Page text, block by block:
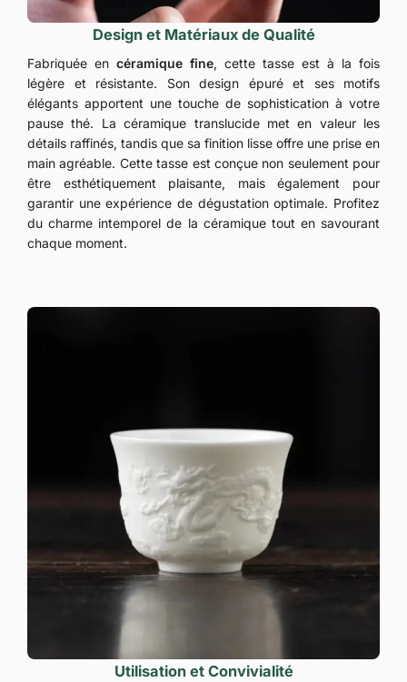
Design et Matériaux de Qualité
Fabriquée en céramique fine, cette tasse est à la fois
légère et résistante. Son design épuré et ses motifs
élégants apportent une touche de sophistication à votre
pause thé. La céramique translucide met en valeur les
détails raffinés, tandis que sa finition lisse offre une prise en
main agréable. Cette tasse est conçue non seulement pour
être esthétiquement plaisante, mais également pour
garantir une expérience de dégustation optimale. Profitez
du charme intemporel de la céramique tout en savourant
chaque moment.
Utilisation et Convivialité